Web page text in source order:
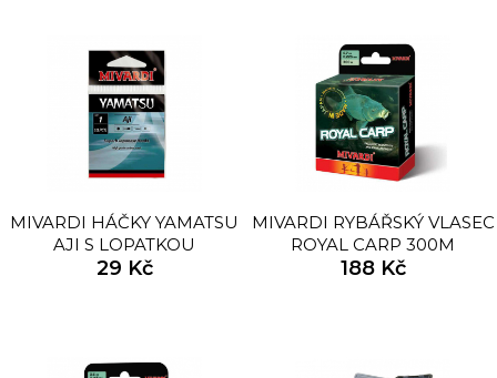
MIVARDI HÁČKY YAMATSU
AJI S LOPATKOU
29 Kč
MIVARDI RYBÁŘSKÝ VLASEC
ROYAL CARP 300M
188 Kč